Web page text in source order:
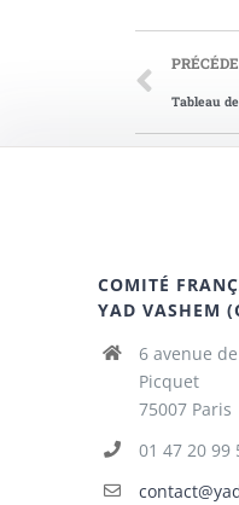
Tableau
COMITÉ
YAD VASHEM
6 avenue
Picquet
75007 Paris
01 47 20 99